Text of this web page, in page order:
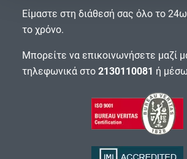
Είμαστε στη διάθεσή σας όλο το
το χρόνο.
Μπορείτε να επικοινωνήσετε μαζί
τηλεφωνικά στο 2130110081 ή